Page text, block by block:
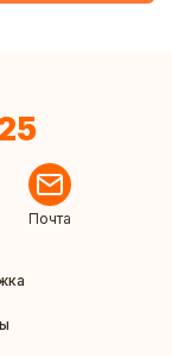
Почта